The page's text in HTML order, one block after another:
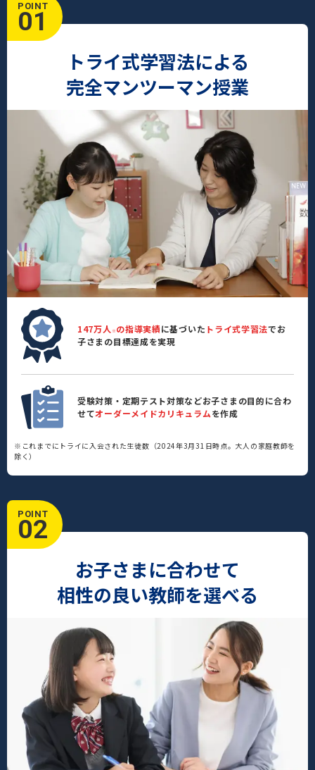
POINT
01
トライ式学習法による
完全マンツーマン授業
147万人 ※ の指導実績に基づいた トライ式学習法でお
子さまの目標達成を実現
受験対策・定期テスト対策などお子さまの目的に合わ
せてオーダーメイドカリキュラムを作成
※これまでにトライに入会された生徒数（2024年3月31日時点。大人の家庭教師を
除く）
POINT
02
お子さまに合わせて
相性の良い教師を選べる